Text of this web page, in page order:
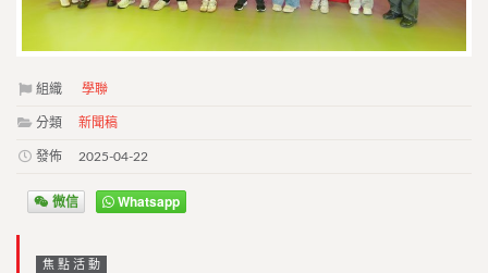
組織 學聯
分類 新聞稿
發佈 2025-04-22
微信 Whatsapp
焦點活動